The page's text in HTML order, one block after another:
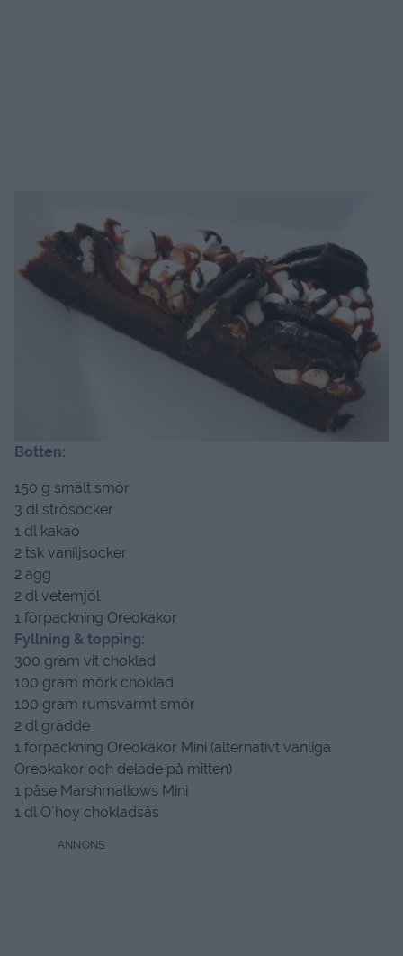
Botten:
150 g smält smör
3 dl strösocker
1 dl kakao
2 tsk vaniljsocker
2 ägg
2 dl vetemjöl
1 förpackning Oreokakor
Fyllning & topping:
300 gram vit choklad
100 gram mörk choklad
100 gram rumsvarmt smör
2 dl grädde
1 förpackning Oreokakor Mini (alternativt vanliga
Oreokakor och delade på mitten)
1 påse Marshmallows Mini
1 dl O´hoy chokladsås